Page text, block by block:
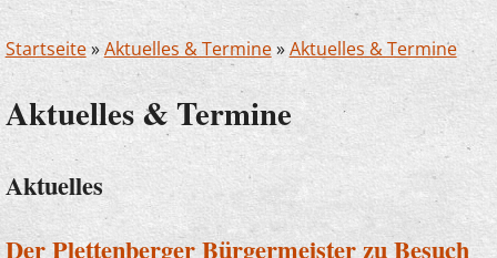
Startseite»Aktuelles & Termine»Aktuelles & Termine
Aktuelles & Termine
Aktuelles
Der Plettenberger Bürgermeister zu Besuch